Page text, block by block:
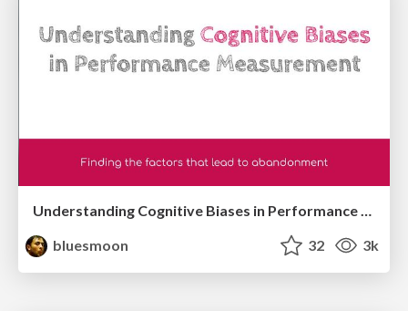
Understanding Cognitive Biases in Performance Measurement
bluesmoon
32 3k